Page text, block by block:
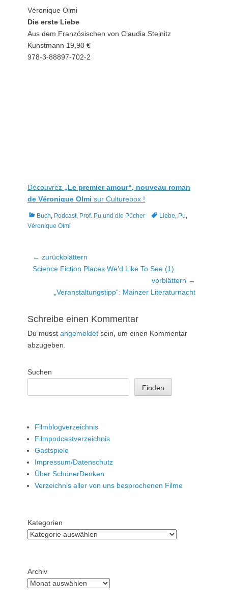
Véronique Olmi
Die erste Liebe
Aus dem Französischen von Claudia Steinitz
Kunstmann 19,90 €
978-3-88897-702-2
Découvrez „Le premier amour“, nouveau roman
de Véronique Olmi sur Culturebox !
Kategorien
Buch Podcast, Prof. Pu und die Pücher TagsLiebe Pu
Véronique Olmi
Beitragsnavigation
← zurückblättern
Vorheriger
Science Fiction Places We’d Like To See (1)
vorblättern →
Nächster„Veranstaltungstipp“: Mainzer Literaturnacht
Schreibe einen Kommentar
Du musst angemeldet sein, um einen Kommentar
abzugeben.
Suchen
Finden
Filmblogverzeichnis
Filmpodcastverzeichnis
Gastspiele
Impressum/Datenschutz
Über SchönerDenken
Verzeichnis aller von uns besprochenen Filme
Kategorien
Archiv